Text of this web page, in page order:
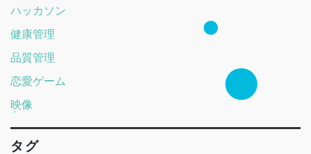
ハッカソン
健康管理
品質管理
恋愛ゲーム
映像
タグ